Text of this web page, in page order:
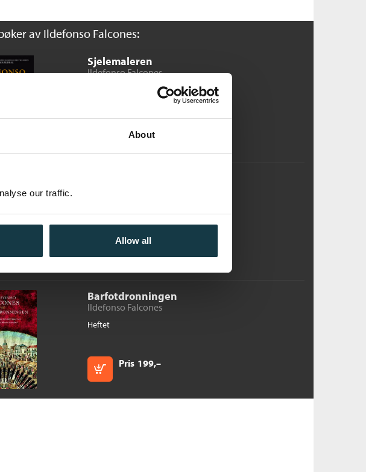
About
our traffic.
Allow all
av Ildefonso Falcones:
Sjelemaleren
Ildefonso Falcones
Pris 249,–
Barfotdronningen
Ildefonso Falcones
Heftet
Pris 199,–
Kjøp